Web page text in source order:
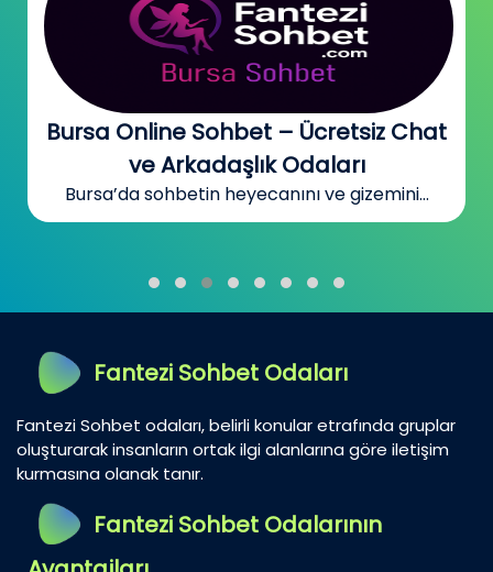
Bursa Online Sohbet – Ücretsiz Chat
ve Arkadaşlık Odaları
Bursa’da sohbetin heyecanını ve gizemini...
Fantezi Sohbet Odaları
Fantezi Sohbet odaları, belirli konular etrafında gruplar
oluşturarak insanların ortak ilgi alanlarına göre iletişim
kurmasına olanak tanır.
Fantezi Sohbet Odalarının